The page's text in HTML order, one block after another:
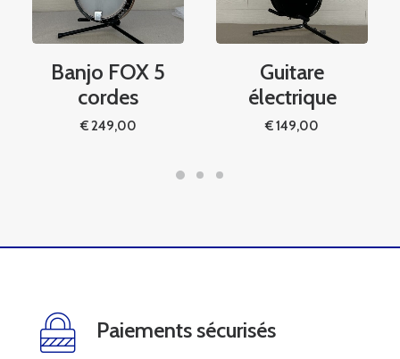
Banjo FOX 5
cordes
€249,00
Guitare
électrique
€149,00
Paiements sécurisés